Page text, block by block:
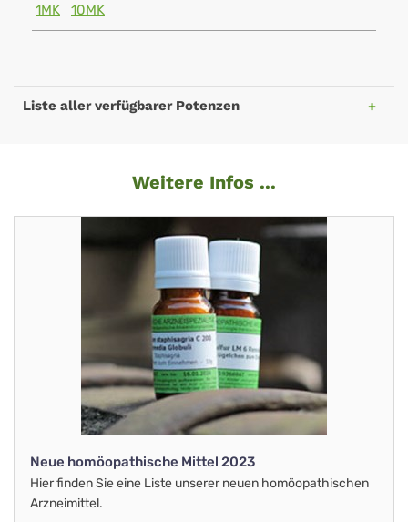
1MK
10MK
Liste aller verfügbarer Potenzen
Weitere Infos ...
Neue homöopathische Mittel 2023
Hier finden Sie eine Liste unserer neuen homöopathischen
Arzneimittel.